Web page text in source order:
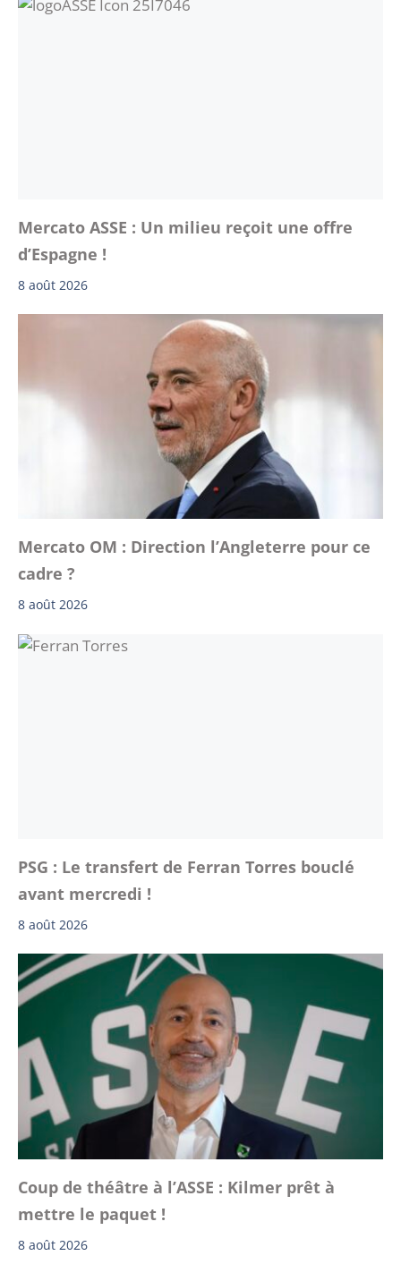
Mercato ASSE : Un milieu reçoit une offre
d’Espagne !
8 août 2026
Mercato OM : Direction l’Angleterre pour ce
cadre ?
8 août 2026
PSG : Le transfert de Ferran Torres bouclé
avant mercredi !
8 août 2026
Coup de théâtre à l’ASSE : Kilmer prêt à
mettre le paquet !
8 août 2026